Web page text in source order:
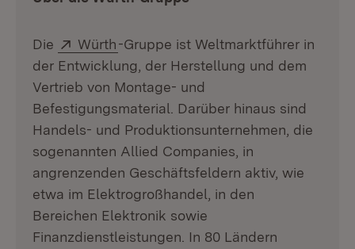
Die Extern:
Würth(Öffnet in neuem Fenster)
-Gruppe ist Weltmarktführer in
der Entwicklung, der Herstellung und dem
Vertrieb von Montage- und
Befestigungsmaterial. Darüber hinaus sind
Handels- und Produktionsunternehmen, die
sogenannten Allied Companies, in
angrenzenden Geschäftsfeldern aktiv, wie
etwa im Elektrogroßhandel, in den
Bereichen Elektronik sowie
Finanzdienstleistungen. In 80 Ländern